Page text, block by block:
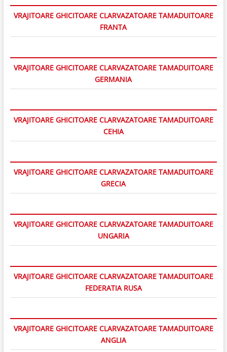
VRAJITOARE GHICITOARE CLARVAZATOARE TAMADUITOARE
FRANTA
VRAJITOARE GHICITOARE CLARVAZATOARE TAMADUITOARE
GERMANIA
VRAJITOARE GHICITOARE CLARVAZATOARE TAMADUITOARE
CEHIA
VRAJITOARE GHICITOARE CLARVAZATOARE TAMADUITOARE
GRECIA
VRAJITOARE GHICITOARE CLARVAZATOARE TAMADUITOARE
UNGARIA
VRAJITOARE GHICITOARE CLARVAZATOARE TAMADUITOARE
FEDERATIA RUSA
VRAJITOARE GHICITOARE CLARVAZATOARE TAMADUITOARE
ANGLIA